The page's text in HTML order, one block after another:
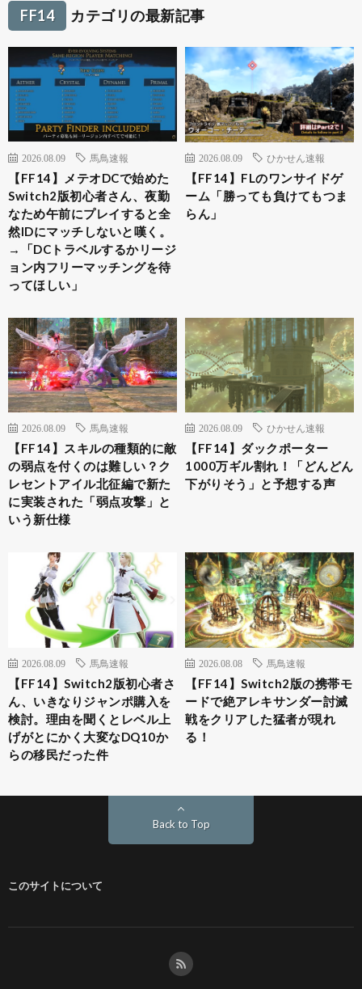
FF14 カテゴリの最新記事
2026.08.09 馬鳥速報
【FF14】メテオDCで始めた
Switch2版初心者さん、夜勤
なため午前にプレイすると全
然IDにマッチしないと嘆く。
→「DCトラベルするかリージ
ョン内フリーマッチングを待
ってほしい」
2026.08.09 ひかせん速報
【FF14】FLのワンサイドゲ
ーム「勝っても負けてもつま
らん」
2026.08.09 馬鳥速報
【FF14】スキルの種類的に敵
の弱点を付くのは難しい？ク
レセントアイル北征編で新た
に実装された「弱点攻撃」と
いう新仕様
2026.08.09 ひかせん速報
【FF14】ダックポーター
1000万ギル割れ！「どんどん
下がりそう」と予想する声
2026.08.09 馬鳥速報
【FF14】Switch2版初心者さ
ん、いきなりジャンポ購入を
検討。理由を聞くとレベル上
げがとにかく大変なDQ10か
らの移民だった件
2026.08.08 馬鳥速報
【FF14】Switch2版の携帯モ
ードで絶アレキサンダー討滅
戦をクリアした猛者が現れ
る！
Back to Top
このサイトについて